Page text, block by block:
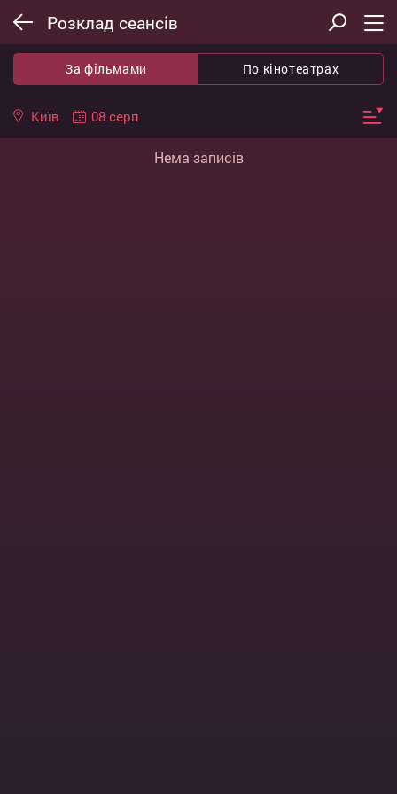
Розклад сеансів
За фільмами По кінотеатрах
Київ 08 серп
Нема записів